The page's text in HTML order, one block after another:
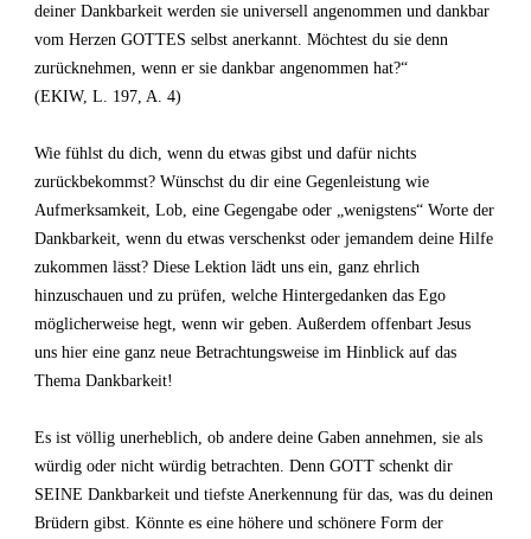
deiner Dankbarkeit werden sie universell angenommen und dankbar
vom Herzen GOTTES selbst anerkannt. Möchtest du sie denn
zurücknehmen, wenn er sie dankbar angenommen hat?“
(EKIW, L. 197, A. 4)
Wie fühlst du dich, wenn du etwas gibst und dafür nichts
zurückbekommst? Wünschst du dir eine Gegenleistung wie
Aufmerksamkeit, Lob, eine Gegengabe oder „wenigstens“ Worte der
Dankbarkeit, wenn du etwas verschenkst oder jemandem deine Hilfe
zukommen lässt? Diese Lektion lädt uns ein, ganz ehrlich
hinzuschauen und zu prüfen, welche Hintergedanken das Ego
möglicherweise hegt, wenn wir geben. Außerdem offenbart Jesus
uns hier eine ganz neue Betrachtungsweise im Hinblick auf das
Thema Dankbarkeit!
Es ist völlig unerheblich, ob andere deine Gaben annehmen, sie als
würdig oder nicht würdig betrachten. Denn GOTT schenkt dir
SEINE Dankbarkeit und tiefste Anerkennung für das, was du deinen
Brüdern gibst. Könnte es eine höhere und schönere Form der